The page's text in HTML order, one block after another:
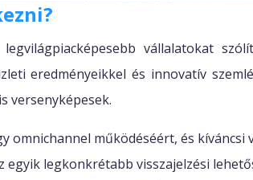
vállalatokat
eredményeikkel és innovatív
versenyképesek.
omnichannel működéséért, és kíváncsi
egyik legkonkrétabb visszajelzési